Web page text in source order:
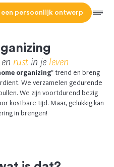
een persoonlijk ontwerp Menu
en rustin je leven
organizing” trend en breng
We verzamelen gedurende
We zijn voortdurend bezig
kostbare tijd. Maar, gelukkig kan
in brengen!